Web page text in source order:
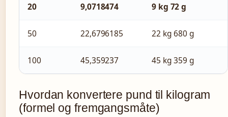
20 9,0718474 9 kg 72 g
50 22,6796185 22 kg 680 g
100 45,359237 45 kg 359 g
Hvordan konvertere pund til kilogram
(formel og fremgangsmåte)